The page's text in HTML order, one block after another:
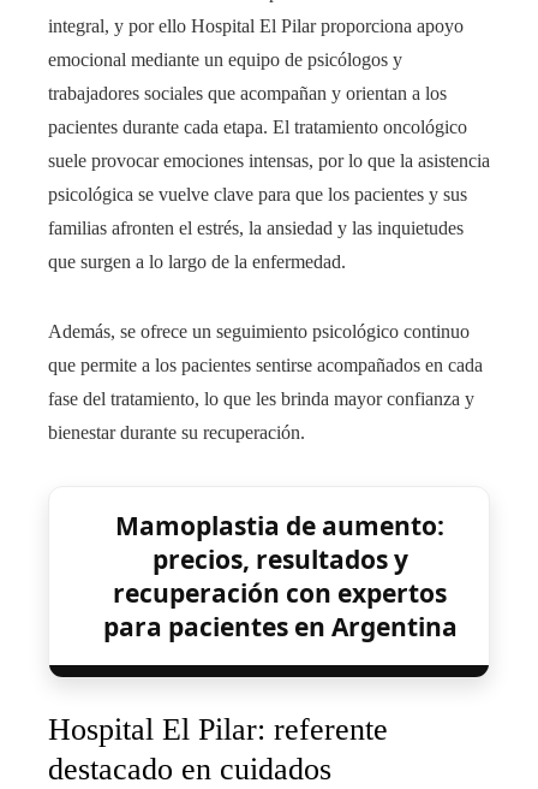
integral, y por ello Hospital El Pilar proporciona apoyo
emocional mediante un equipo de psicólogos y
trabajadores sociales que acompañan y orientan a los
pacientes durante cada etapa. El tratamiento oncológico
suele provocar emociones intensas, por lo que la asistencia
psicológica se vuelve clave para que los pacientes y sus
familias afronten el estrés, la ansiedad y las inquietudes
que surgen a lo largo de la enfermedad.
Además, se ofrece un seguimiento psicológico continuo
que permite a los pacientes sentirse acompañados en cada
fase del tratamiento, lo que les brinda mayor confianza y
bienestar durante su recuperación.
Mamoplastia de aumento:
precios, resultados y
recuperación con expertos
para pacientes en Argentina
Hospital El Pilar: referente
destacado en cuidados